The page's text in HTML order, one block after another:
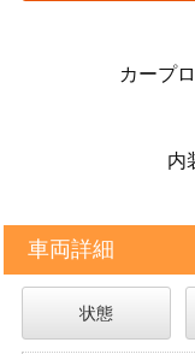
カープ
内
車両詳細
状態